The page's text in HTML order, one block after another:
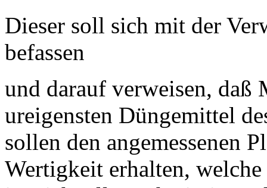
Dieser soll sich mit der
befassen
und darauf verweisen, daß
ureigensten Düngemittel
sollen den angemessenen
Wertigkeit erhalten,